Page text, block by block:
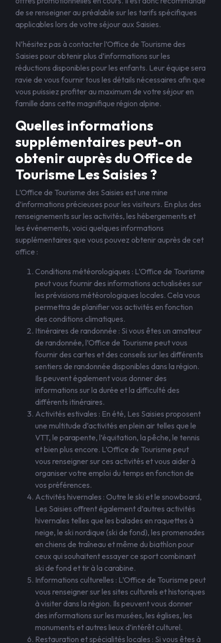
de se renseigner au préalable sur les tarifs spécifiques
applicables lors de votre séjour aux Saisies.
N’hésitez pas à contacter l’Office de Tourisme des
Saisies pour obtenir plus d’informations sur les
réductions disponibles pour les enfants. Leur équipe sera
ravie de vous fournir tous les détails nécessaires afin que
vous puissiez profiter au maximum de votre séjour en
famille dans cette magnifique région alpine.
Quelles informations
supplémentaires peut-on
obtenir auprès du Office de
Tourisme Les Saisies ?
L’Office de Tourisme des Saisies est une mine
d’informations précieuses pour les visiteurs. En plus des
renseignements sur les activités, les hébergements et
les événements, voici quelques informations
supplémentaires que vous pouvez obtenir auprès de cet
office :
Conditions météorologiques : L’Office de Tourisme
peut vous fournir des informations actualisées sur
les prévisions météorologiques locales. Cela vous
permettra de planifier vos activités en fonction
des conditions climatiques.
Itinéraires de randonnée : Si vous êtes un amateur
de randonnée, l’Office de Tourisme peut vous
fournir des cartes et des conseils sur les différents
sentiers de randonnée disponibles dans la région.
Ils peuvent également vous donner des
informations sur la durée et la difficulté des
différents itinéraires.
Activités estivales : En été, Les Saisies proposent
une multitude d’activités en plein air telles que le
VTT, le parapente, l’équitation, la pêche, le tennis
et bien plus encore. L’Office de Tourisme peut
vous renseigner sur ces activités et vous aider à
organiser votre emploi du temps en fonction de
vos préférences.
Activités hivernales : Outre le ski et le snowboard,
Les Saisies offrent également d’autres activités
hivernales telles que les balades en raquettes à
neige, le ski nordique (ski de fond), les promenades
en chiens de traîneau et même du biathlon pour
ceux qui souhaitent essayer ce sport combinant
ski de fond et tir à la carabine.
Informations culturelles : L’Office de Tourisme peut
vous renseigner sur les sites culturels et historiques
à visiter dans la région. Ils peuvent vous donner
des informations sur les musées, les églises, les
monuments et autres lieux d’intérêt culturel.
Restauration et spécialités locales : Si vous êtes à